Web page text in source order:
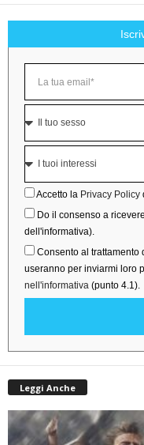
Accetto la Privacy Policy
Do il consenso a
dell'informativa).
Consento al trattamento
useranno per inviarmi loro
nell'informativa (punto 4.1).
Leggi Anche